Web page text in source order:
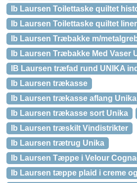
Ib Laursen Toilettaske quiltet
Ib Laursen Toilettaske quiltet
Ib Laursen Træbakke m/
Ib Laursen Træbakke Med Vaser
IB Laursen træfad rund UNIKA
Ib Laursen trækasse
Ib Laursen trækasse aflang Unika
Ib Laursen trækasse sort Unika
Ib Laursen træskilt Vindistrikter
Ib Laursen trætrug Unika
Ib Laursen Tæppe i Velour
Ib Laursen tæppe plaid i creme